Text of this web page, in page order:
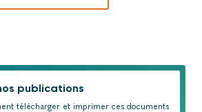
publications
télécharger et imprimer ces documents